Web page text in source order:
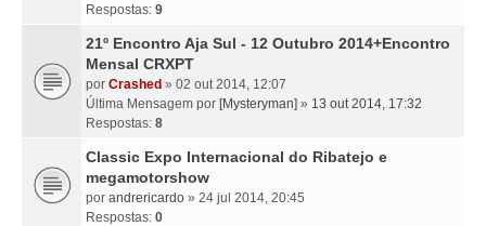
Respostas: 9
21º Encontro Aja Sul - 12 Outubro 2014+Encontro
Mensal CRXPT
por Crashed » 02 out 2014, 12:07
Última Mensagem por [Mysteryman] » 13 out 2014, 17:32
Respostas: 8
Classic Expo Internacional do Ribatejo e
megamotorshow
por andrericardo » 24 jul 2014, 20:45
Respostas: 0